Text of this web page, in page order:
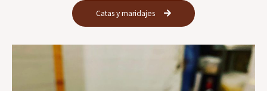
Catas y maridajes